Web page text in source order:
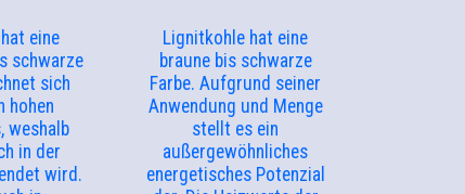
eine
schwarze
sich
hohen
weshalb
in der
wird.
Lignitkohle hat eine
braune bis schwarze
Farbe. Aufgrund seiner
Anwendung und Menge
stellt es ein
außergewöhnliches
energetisches Potenzial